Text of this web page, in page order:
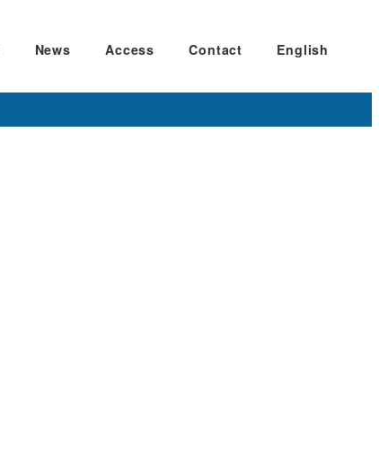
News Access Contact English